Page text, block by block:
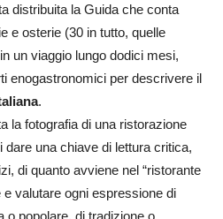
distribuita la Guida che conta
e osterie (30 in tutto, quelle
un viaggio lungo dodici mesi,
enogastronomici per descrivere il
.
la fotografia di una ristorazione
una chiave di lettura critica,
di quanto avviene nel “ristorante
e valutare ogni espressione di
o popolare, di tradizione o